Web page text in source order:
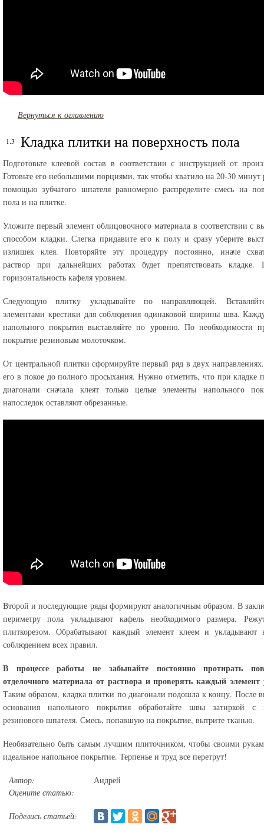
Вернуться к оглавлению
Кладка плитки на поверхность пола
Подготовьте клеевой состав в соответствии с инструкцией от
Готовьте его небольшими порциями, так чтобы хватило на 20-30 минут
помощью зубчатого шпателя равномерно распределите смесь на
пола и на плитке.
Уложите первый элемент облицовочного материала в соответствии с
способом кладки. Слегка придавите его к полу и сразу уберите
излишек клея. Повторяйте эту процедуру постоянно, иначе
раствор при дальнейших работах будет препятствовать кладке.
горизонтальность кафеля уровнем.
Следующую плитку укладывайте по направляющей.
элементами крестики для соблюдения одинаковой ширины шва.
напольного покрытия выставляйте по уровню. По необходимости
покрытие резиновым молоточком.
От центральной плитки сформируйте первый ряд в двух направлениях.
его в покое до полного просыхания. Нужно отметить, что при кладке
диагонали сначала клеят только целые элементы напольного
напоследок оставляют обрезанные.
Второй и последующие ряды формируют аналогичным образом. В
периметру пола укладывают кафель необходимого размера.
плиткорезом. Обрабатывают каждый элемент клеем и
соблюдением всех правил.
В процессе работы не забывайте постоянно протирать
отделочного материала от раствора и проверять каждый элемент
Таким образом, кладка плитки по диагонали подошла к концу. После
основания напольного покрытия обработайте швы затиркой с
резинового шпателя. Смесь, попавшую на покрытие, вытрите тканью.
Необязательно быть самым лучшим плиточником, чтобы своими
идеальное напольное покрытие. Терпенье и труд все перетрут!
Автор:
Андрей
Оцените статью:
Поделись статьей: